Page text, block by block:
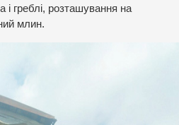
і греблі, розташування на
млин.